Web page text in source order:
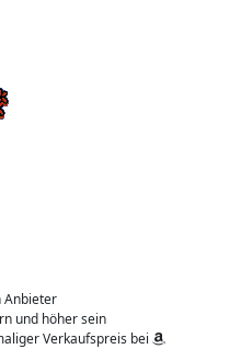
Anbieter
und höher sein
Verkaufspreis bei